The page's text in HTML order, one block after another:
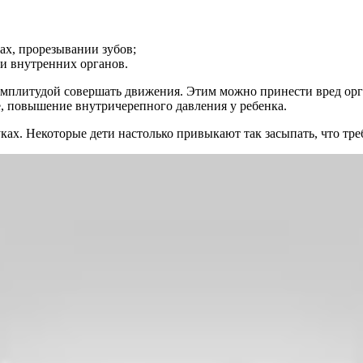
прорезывании зубов;
внутренних органов.
совершать движения. Этим можно принести вред
повышение внутричерепного давления у ребенка.
Некоторые дети настолько привыкают так засыпать, что